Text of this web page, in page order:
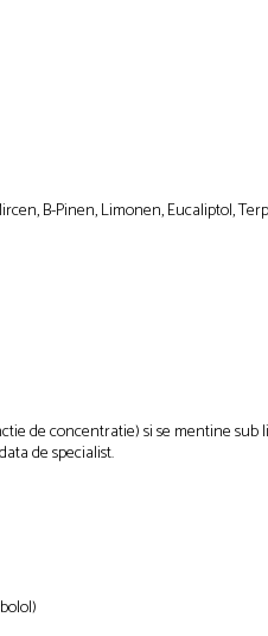
B-Pinen, Limonen, Eucaliptol,
de concentratie) si se mentine
de specialist.